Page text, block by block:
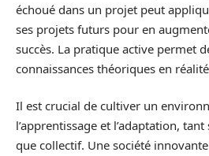
échoué dans un projet peut
ses projets futurs pour en
succès. La pratique active permet
connaissances théoriques en
Il est crucial de cultiver un
l’apprentissage et l’adaptation,
que collectif. Une société